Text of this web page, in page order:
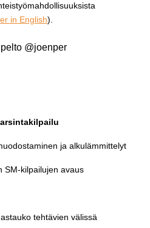
in English).
ja alkulämmittelyt
kilpailujen avaus
tehtävien välissä